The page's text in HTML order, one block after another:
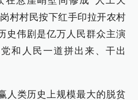
村村民按下红手印拉开农村
伟剧是亿万人民群众主演
和人民一道拼出来、干出
人类历史上规模最大的脱贫